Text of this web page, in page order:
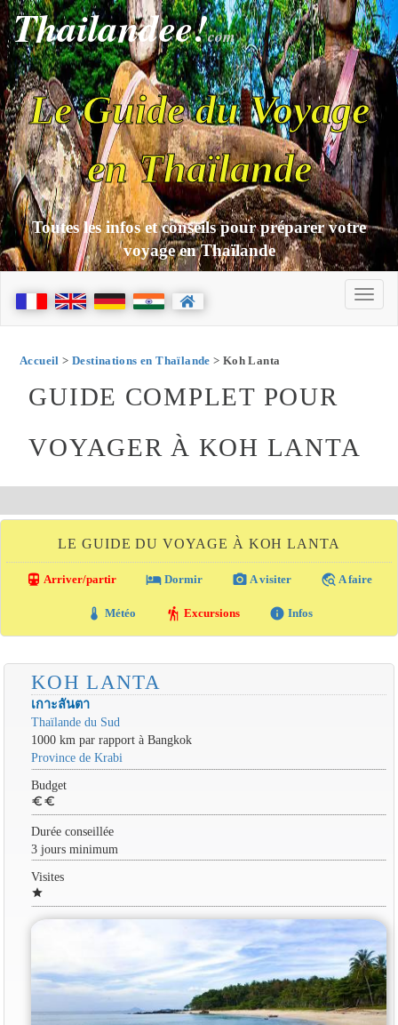
Thailandee!com
Le Guide du Voyage
en Thaïlande
Toutes les infos et conseils pour préparer votre
voyage en Thaïlande
Accueil > Destinations en Thaïlande > Koh Lanta
GUIDE COMPLET POUR
VOYAGER À KOH LANTA
LE GUIDE DU VOYAGE À KOH LANTA
directions_transit Arriver/partir local_hotel Dormir photo_camera A visiter travel_explore A faire
thermostat Météo hiking Excursions info Infos
KOH LANTA
เกาะลันตา
Thaïlande du Sud
1000 km par rapport à Bangkok
Province de Krabi
Budget
euro euro
Durée conseillée
3 jours minimum
Visites
star